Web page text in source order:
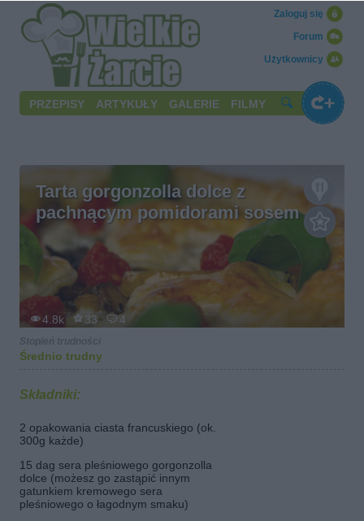
Użytkownicy
Forum
Zaloguj się
PRZEPISY ARTYKUŁY GALERIE FILMY
Tarta gorgonzolla dolce z
pachnącym pomidorami sosem
4.8k 33 4
Średnio trudny
Składniki:
2 opakowania ciasta francuskiego (ok.
300g każde)
15 dag sera pleśniowego gorgonzolla
dolce (możesz go zastąpić innym
gatunkiem kremowego sera
pleśniowego o łagodnym smaku)